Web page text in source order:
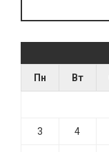
Пн Вт
3 4